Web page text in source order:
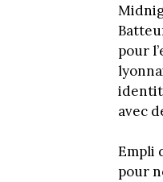
pour
avec
Empli
pour